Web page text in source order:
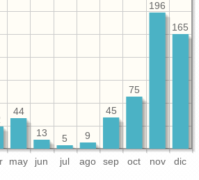
may jun jul ago sep oct nov dic
165
196
75
45
9
5
13
44